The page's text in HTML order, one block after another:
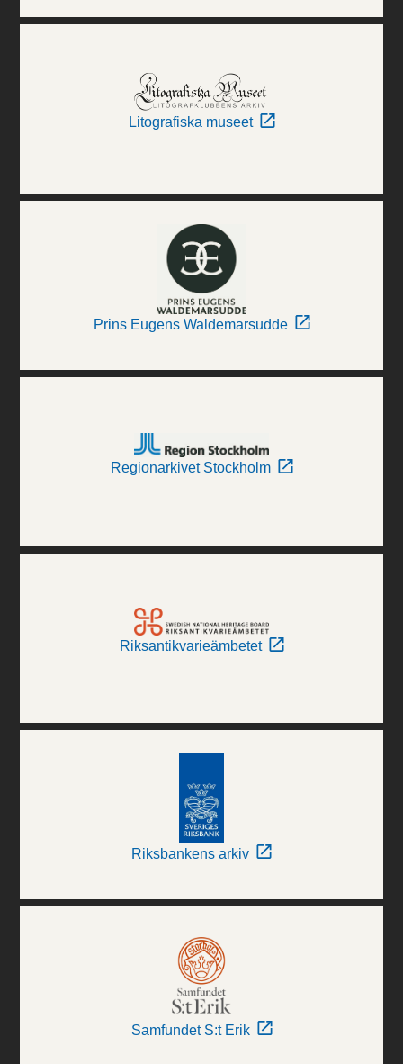
Litografiska museet
Prins Eugens Waldemarsudde
Regionarkivet Stockholm
Riksantikvarieämbetet
Riksbankens arkiv
Samfundet S:t Erik